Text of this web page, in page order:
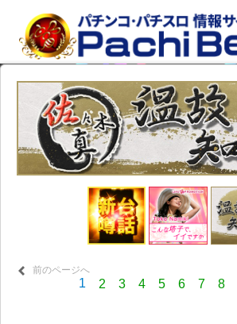
前のページへ
1 2 3 4 5 6 7 8